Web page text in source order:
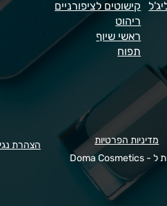
קישוטים לציפורניים
ריהוט
ראשי שיוף
תפוח
מדיניות הפרטיות הצהרת